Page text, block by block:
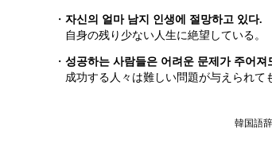
・ 자신의 얼마 남지 인생에 절망하고 있다.
自身の残り少ない人生に絶望している。
・ 성공하는 사람들은 어려운 문제가 주어져
成功する人々は難しい問題が与えられて
韓国語